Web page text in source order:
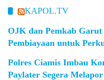
KAPOL.TV
OJK dan Pemkab Garut
Pembiayaan untuk
Polres Ciamis Imbau
Paylater Segera Melapor